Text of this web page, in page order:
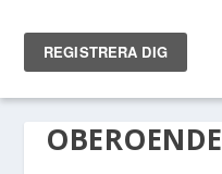
OBEROENDE